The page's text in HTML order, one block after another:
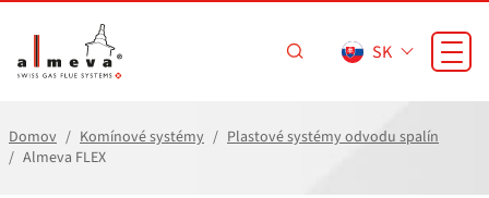
SK
Domov Komínové systémy
Plastové systémy odvodu spalín
Almeva FLEX